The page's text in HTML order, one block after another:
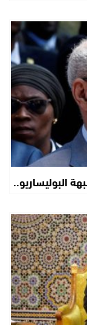
البوليساريو..